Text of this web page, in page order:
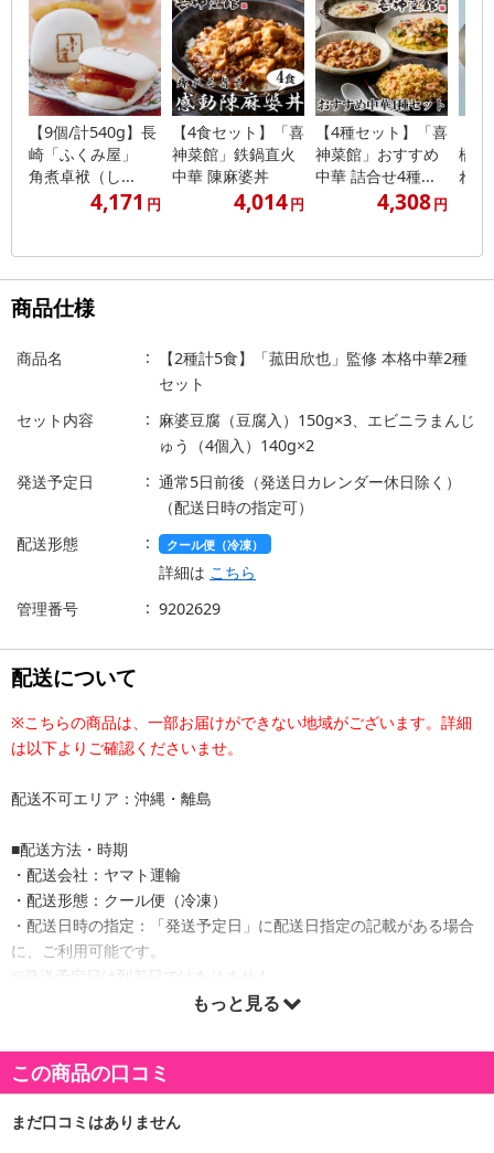
【9個/計540g】長
崎「ふくみ屋」
角煮卓袱（し...
4,171 円
【4食セット】「喜
神菜館」鉄鍋直火
中華 陳麻婆丼
4,014円
【4種セット】「喜
神菜館」おすすめ
中華 詰合せ4種...
4,308円
橋
れ姿
商品仕様
商品名
【2種計5食】「菰田欣也」監修 本格中華2種
セット
セット内容
麻婆豆腐（豆腐入）150g×3、エビニラまんじ
ゅう（4個入）140g×2
発送予定日
通常5日前後（発送日カレンダー休日除く）
（配送日時の指定可）
配送形態
クール便（冷凍）
詳細は こちら
管理番号
9202629
配送について
※こちらの商品は、一部お届けができない地域がございます。詳細
は以下よりご確認くださいませ。
配送不可エリア：沖縄・離島
■配送方法・時期
・配送会社：ヤマト運輸
・配送形態：クール便（冷凍）
・配送日時の指定：「発送予定日」に配送日指定の記載がある場合
に、ご利用可能です。
※発送予定日は到着日ではありません。
・商品は「産直オンライン」より出荷します。
商品詳細
数々のメディアに出演し、幅広い活動をされている中国料理の有名
もっと見る
この商品の口コミ